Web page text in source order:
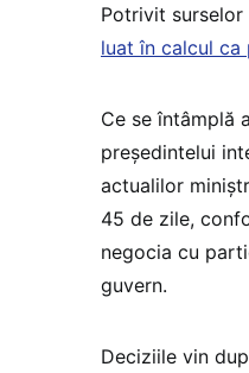
Potrivit surselor
luat în calcul ca
Ce se întâmplă
președintelui
actualilor
45 de zile,
negocia cu
guvern.
Deciziile vin